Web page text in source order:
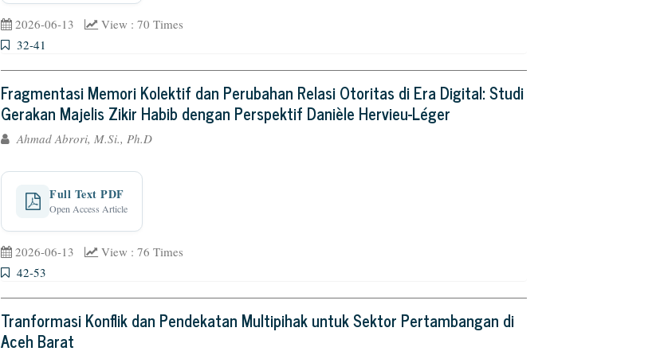
2026-06-13
View : 70 Times
32-41
Fragmentasi Memori Kolektif dan Perubahan Relasi Otoritas di Era Digital: Studi
Gerakan Majelis Zikir Habib dengan Perspektif Danièle Hervieu-Léger
Ahmad Abrori, M.Si., Ph.D
Full Text PDF
Open Access Article
2026-06-13
View : 76 Times
42-53
Tranformasi Konflik dan Pendekatan Multipihak untuk Sektor Pertambangan di
Aceh Barat